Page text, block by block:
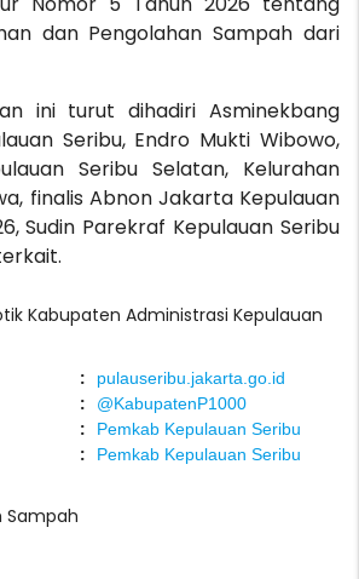
dan Pengolahan Sampah dari
ini turut dihadiri Asminekbang
Seribu, Endro Mukti Wibowo,
Seribu Selatan, Kelurahan
finalis Abnon Jakarta Kepulauan
Sudin Parekraf Kepulauan Seribu
Kabupaten Administrasi Kepulauan
: pulauseribu.jakarta.go.id
: @KabupatenP1000
: Pemkab Kepulauan Seribu
: Pemkab Kepulauan Seribu
Sampah